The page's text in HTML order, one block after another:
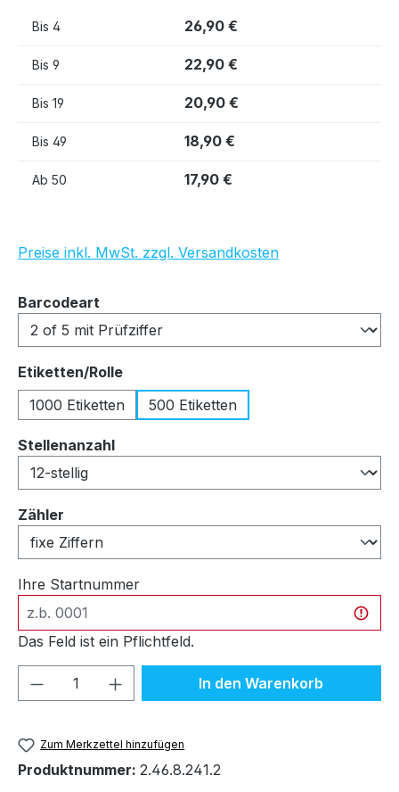
Bis 4 26,90 €
Bis 9 22,90 €
Bis 19 20,90 €
Bis 49 18,90 €
Ab 50 17,90 €
Preise inkl. MwSt. zzgl. Versandkosten
Barcodeart
Etiketten/Rolleauswählen
1000 Etiketten
500 Etiketten
Stellenanzahlauswählen
Zähler
Ihre Startnummer
Das Feld ist ein Pflichtfeld.
Produkt Anzahl: Gib denIn den Warenkorb
Zum Merkzettel hinzufügen
Produktnummer: 2.46.8.241.2